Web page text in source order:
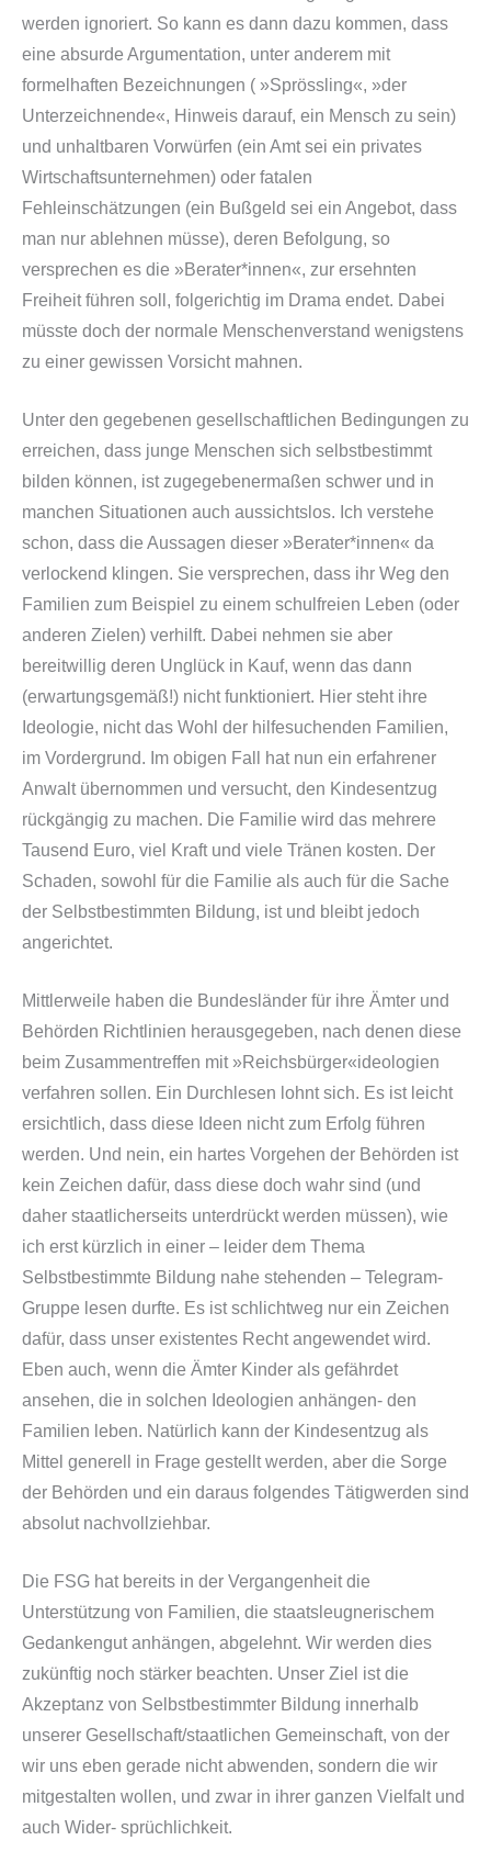
werden ignoriert. So kann es dann dazu kommen, dass
eine absurde Argumentation, unter anderem mit
formelhaften Bezeichnungen ( »Sprössling«, »der
Unterzeichnende«, Hinweis darauf, ein Mensch zu sein)
und unhaltbaren Vorwürfen (ein Amt sei ein privates
Wirtschaftsunternehmen) oder fatalen
Fehleinschätzungen (ein Bußgeld sei ein Angebot, dass
man nur ablehnen müsse), deren Befolgung, so
versprechen es die »Berater*innen«, zur ersehnten
Freiheit führen soll, folgerichtig im Drama endet. Dabei
müsste doch der normale Menschenverstand wenigstens
zu einer gewissen Vorsicht mahnen.
Unter den gegebenen gesellschaftlichen Bedingungen zu
erreichen, dass junge Menschen sich selbstbestimmt
bilden können, ist zugegebenermaßen schwer und in
manchen Situationen auch aussichtslos. Ich verstehe
schon, dass die Aussagen dieser »Berater*innen« da
verlockend klingen. Sie versprechen, dass ihr Weg den
Familien zum Beispiel zu einem schulfreien Leben (oder
anderen Zielen) verhilft. Dabei nehmen sie aber
bereitwillig deren Unglück in Kauf, wenn das dann
(erwartungsgemäß!) nicht funktioniert. Hier steht ihre
Ideologie, nicht das Wohl der hilfesuchenden Familien,
im Vordergrund. Im obigen Fall hat nun ein erfahrener
Anwalt übernommen und versucht, den Kindesentzug
rückgängig zu machen. Die Familie wird das mehrere
Tausend Euro, viel Kraft und viele Tränen kosten. Der
Schaden, sowohl für die Familie als auch für die Sache
der Selbstbestimmten Bildung, ist und bleibt jedoch
angerichtet.
Mittlerweile haben die Bundesländer für ihre Ämter und
Behörden Richtlinien herausgegeben, nach denen diese
beim Zusammentreffen mit »Reichsbürger«ideologien
verfahren sollen. Ein Durchlesen lohnt sich. Es ist leicht
ersichtlich, dass diese Ideen nicht zum Erfolg führen
werden. Und nein, ein hartes Vorgehen der Behörden ist
kein Zeichen dafür, dass diese doch wahr sind (und
daher staatlicherseits unterdrückt werden müssen), wie
ich erst kürzlich in einer – leider dem Thema
Selbstbestimmte Bildung nahe stehenden – Telegram-
Gruppe lesen durfte. Es ist schlichtweg nur ein Zeichen
dafür, dass unser existentes Recht angewendet wird.
Eben auch, wenn die Ämter Kinder als gefährdet
ansehen, die in solchen Ideologien anhängen- den
Familien leben. Natürlich kann der Kindesentzug als
Mittel generell in Frage gestellt werden, aber die Sorge
der Behörden und ein daraus folgendes Tätigwerden sind
absolut nachvollziehbar.
Die FSG hat bereits in der Vergangenheit die
Unterstützung von Familien, die staatsleugnerischem
Gedankengut anhängen, abgelehnt. Wir werden dies
zukünftig noch stärker beachten. Unser Ziel ist die
Akzeptanz von Selbstbestimmter Bildung innerhalb
unserer Gesellschaft/staatlichen Gemeinschaft, von der
wir uns eben gerade nicht abwenden, sondern die wir
mitgestalten wollen, und zwar in ihrer ganzen Vielfalt und
auch Wider- sprüchlichkeit.